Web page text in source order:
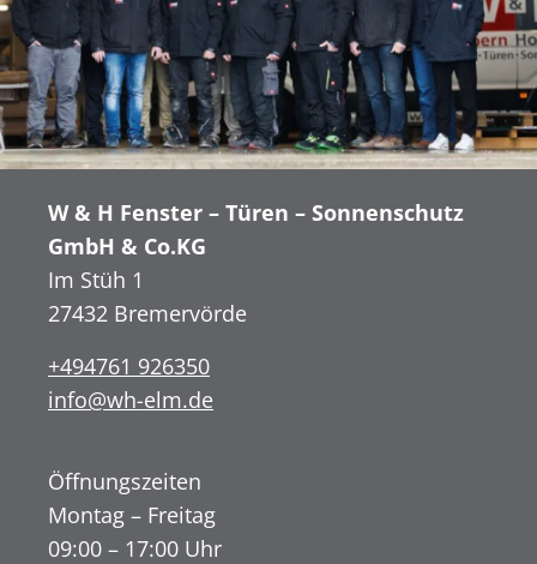
W & H Fenster – Türen – Sonnenschutz
GmbH & Co.KG
Im Stüh 1
27432 Bremervörde
+494761 926350
info@wh-elm.de
Öffnungszeiten
Montag – Freitag
09:00 – 17:00 Uhr